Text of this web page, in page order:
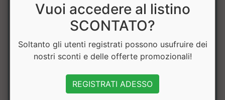
ROSA C
Syform
Rosa Canina, ricca di Vitamina C indicata per sostenere il
sistema immunitario. Prezzo sco...
a partire da € 12.06
Vuoi accedere al listino
SCONTATO?
Soltanto gli utenti registrati possono usufruire dei
nostri sconti e delle offerte promozionali!
REGISTRATI ADESSO